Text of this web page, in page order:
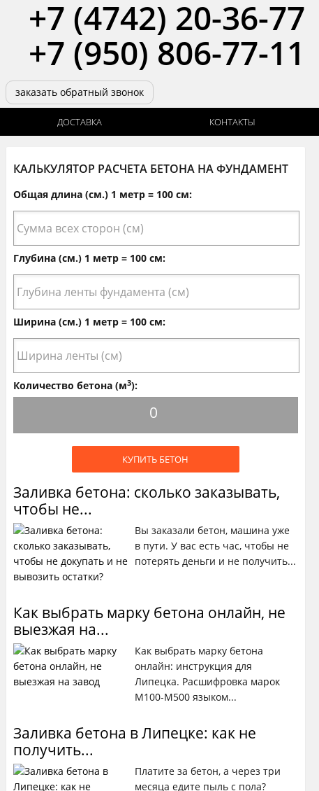
+7 (4742) 20-36-77
+7 (950) 806-77-11
заказать обратный звонок
ДОСТАВКА КОНТАКТЫ
КАЛЬКУЛЯТОР РАСЧЕТА БЕТОНА НА ФУНДАМЕНТ
Общая длина (см.) 1 метр = 100 см:
Глубина (см.) 1 метр = 100 см:
Ширина (см.) 1 метр = 100 см:
Количество бетона (м3):
0
КУПИТЬ БЕТОН
Заливка бетона: сколько заказывать,
чтобы не...
Вы заказали бетон, машина уже
в пути. У вас есть час, чтобы не
потерять деньги и не получить...
Как выбрать марку бетона онлайн, не
выезжая на...
Как выбрать марку бетона
онлайн: инструкция для
Липецка. Расшифровка марок
М100-М500 языком...
Заливка бетона в Липецке: как не
получить...
Платите за бетон, а через три
месяца едите пыль с пола?